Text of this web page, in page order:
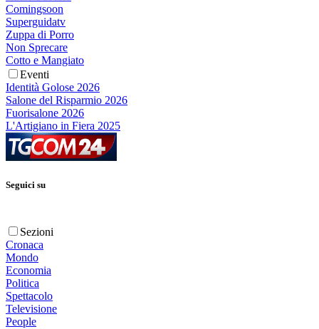
Comingsoon
Superguidatv
Zuppa di Porro
Non Sprecare
Cotto e Mangiato
Eventi
Identità Golose 2026
Salone del Risparmio 2026
Fuorisalone 2026
L'Artigiano in Fiera 2025
Seguici su
Sezioni
Cronaca
Mondo
Economia
Politica
Spettacolo
Televisione
People